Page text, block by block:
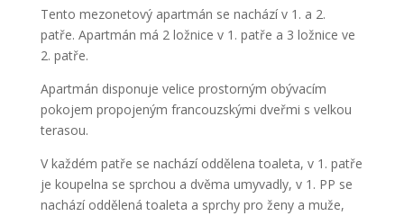
Tento mezonetový apartmán se nachází v 1. a 2.
patře. Apartmán má 2 ložnice v 1. patře a 3 ložnice ve
2. patře.
Apartmán disponuje velice prostorným obývacím
pokojem propojeným francouzskými dveřmi s velkou
terasou.
V každém patře se nachází oddělena toaleta, v 1. patře
je koupelna se sprchou a dvěma umyvadly, v 1. PP se
nachází oddělená toaleta a sprchy pro ženy a muže,